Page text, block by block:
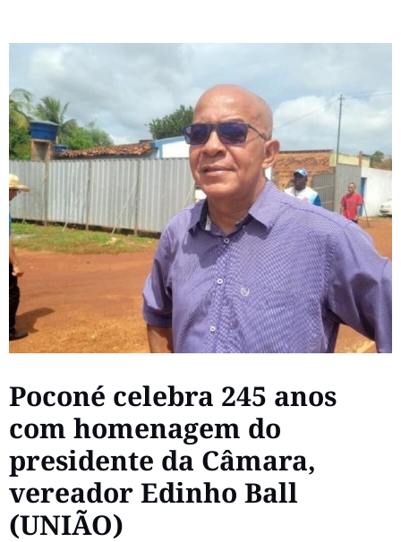
Poconé celebra 245 anos
com homenagem do
presidente da Câmara,
vereador Edinho Ball
(UNIÃO)